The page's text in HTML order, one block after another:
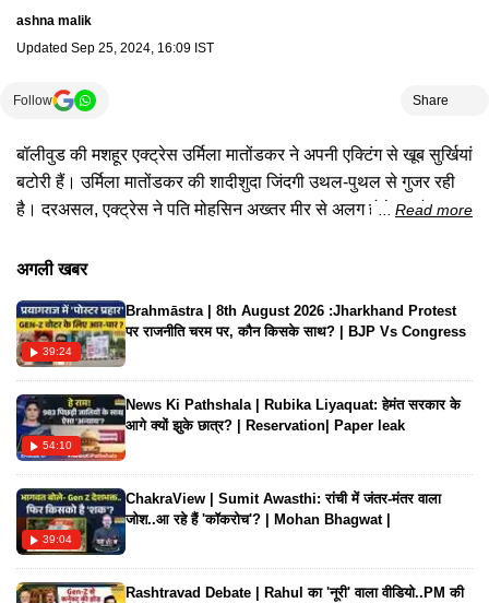
ashna malik
Updated Sep 25, 2024, 16:09 IST
Follow Share
बॉलीवुड की मशहूर एक्ट्रेस उर्मिला मातोंडकर ने अपनी एक्टिंग से खूब सुर्खियां
बटोरी हैं। उर्मिला मातोंडकर की शादीशुदा जिंदगी उथल-पुथल से गुजर रही
है। दरअसल, एक्ट्रेस ने पति मोहसिन अख्तर मीर से अलग होने का फैसला
किया है। मीडिया रिपोर्ट्स की मानें तो ये फैसला आपसी समझदारी से नहीं
उर्मिला मातोंडकर और मोहसिन अख्तर मीर की तलाक की खबर सुनकर फैंस
भी हैरान हैं।
Read more
अगली खबर
39:24
Brahmāstra | 8th August 2026 :Jharkhand Protest
पर राजनीति चरम पर, कौन किसके साथ? | BJP Vs Congress
54:10
News Ki Pathshala | Rubika Liyaquat: हेमंत सरकार के
आगे क्यों झुके छात्र? | Reservation| Paper leak
39:04
ChakraView | Sumit Awasthi: रांची में जंतर-मंतर वाला
जोश..आ रहे हैं 'कॉकरोच'? | Mohan Bhagwat |
Rashtravad Debate | Rahul का 'नूरी' वाला वीडियो..PM की